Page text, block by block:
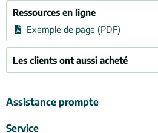
Ressources en ligne
Exemple de page (PDF)
Les clients ont aussi acheté
Assistance prompte
Service